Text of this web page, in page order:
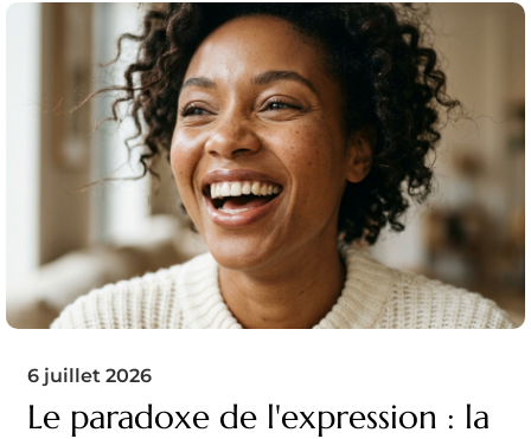
6 juillet 2026
Le paradoxe de l'expression : la